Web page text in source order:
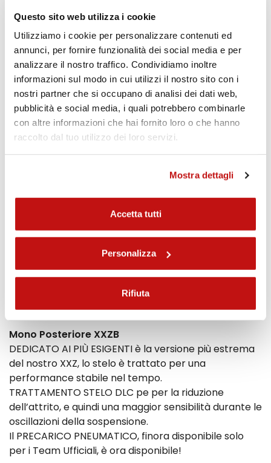
Questo sito web utilizza i cookie
Utilizziamo i cookie per personalizzare contenuti ed
annunci, per fornire funzionalità dei social media e per
analizzare il nostro traffico. Condividiamo inoltre
informazioni sul modo in cui utilizzi il nostro sito con i
nostri partner che si occupano di analisi dei dati web,
pubblicità e social media, i quali potrebbero combinarle
con altre informazioni che hai fornito loro o che hanno
raccolto dal tuo utilizzo dei loro servizi.
Mostra dettagli
Accetta tutti
Personalizza
Rifiuta
Derivato dal pluri-vittorioso XXF, il Mono XXZ, finora
riservato solo ai nostri Team Ufficiali, si conferma
come tecnologicamente al vertice, presentandosi
con un design totalmente rinnovato portando con sé
molte novità tecniche, come le 4 regolazioni:
compressione ed estensione alle basse e alle alte
velocità, con nuovi settings pensati per regalare al
pilota il miglior feeling possibile
24 clicks
Precarico molla idraulico
10 mm = 20 clicks
20 clicks
Mono Posteriore XXZB
DEDICATO AI PIÙ ESIGENTI è la versione più estrema
del nostro XXZ, lo stelo è trattato per una
performance stabile nel tempo.
TRATTAMENTO STELO DLC pe per la riduzione
dell’attrito, e quindi una maggior sensibilità durante le
oscillazioni della sospensione.
Il PRECARICO PNEUMATICO, finora disponibile solo
per i Team Ufficiali, è ora disponibile!